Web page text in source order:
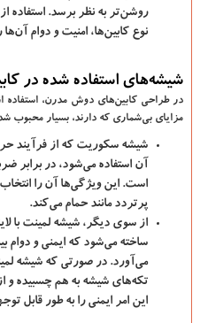
روشن‌تر به نظر برسد. استفاده
نوع کابین‌ها، امنیت و دوام
شیشه‌های استفاده شده در
در طراحی کابین‌های دوش مدرن،
مزایای بی‌شماری که دارند، بسیار محبوب
شیشه سکوریت که از فرآیند
آن استفاده می‌شود، در برابر
است. این ویژگی‌ها آن را
پرتردد مانند حمام می‌کند.
از سوی دیگر، شیشه لمینت با
ساخته می‌شود که ایمنی و دوام
می‌آورد. در صورتی که شیشه
تکه‌های شیشه به هم چسبیده و
این امر ایمنی را به طور قابل